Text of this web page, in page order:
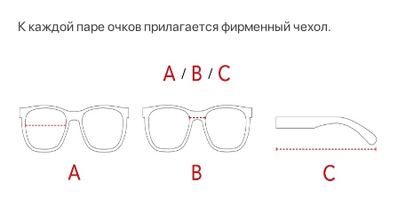
К каждой паре очков прилагается фирменный чехол.